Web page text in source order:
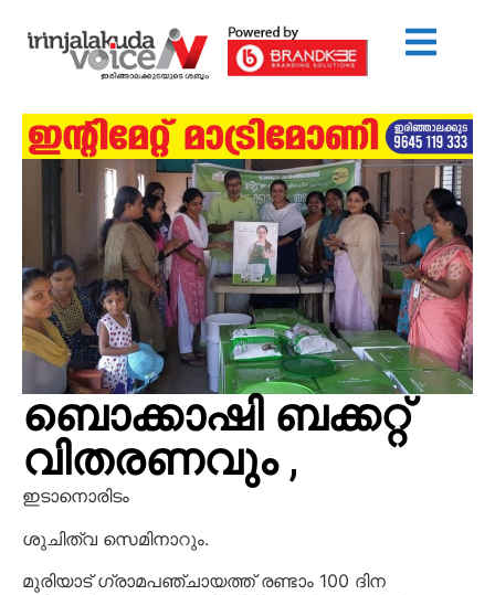
ബൊക്കാഷി ബക്കറ്റ്
വിതരണവും ,
ഇടാനൊരിടം
ശുചിത്വ സെമിനാറും.
മുരിയാട് ഗ്രാമപഞ്ചായത്ത് രണ്ടാം 100 ദിന